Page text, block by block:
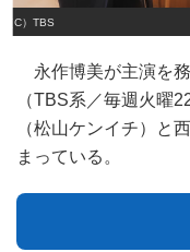
（C）TBS
永作博美が主演を務
（TBS系／毎週火曜
（松山ケンイチ）と
まっている。